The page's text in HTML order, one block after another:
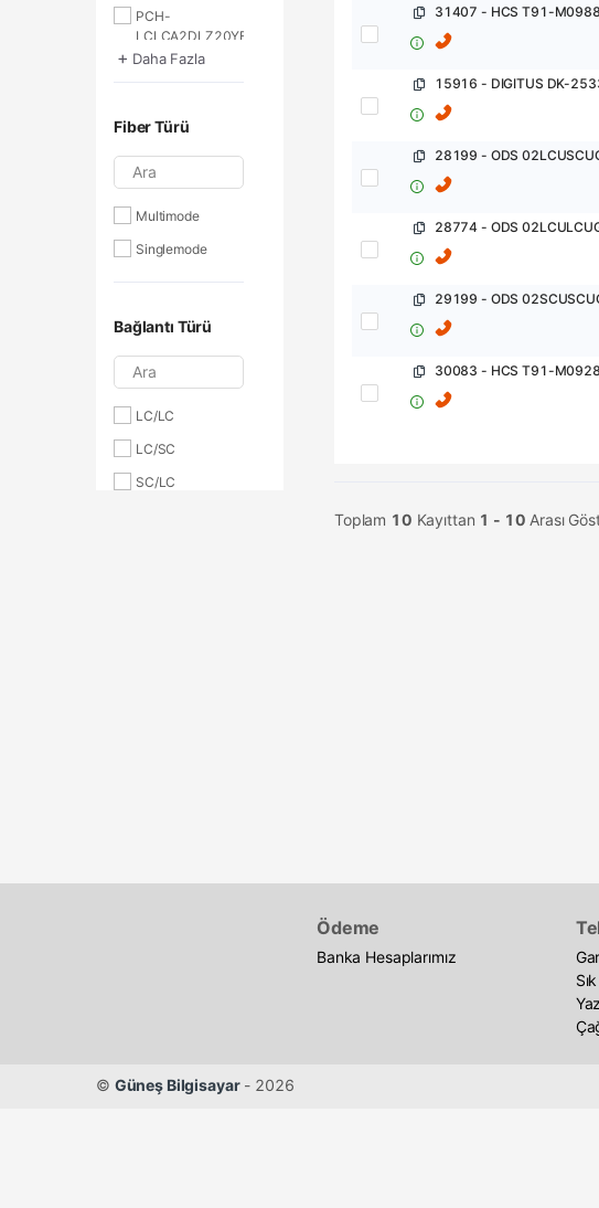
PCH-
LCLCA2DLZ20YE-
01
01
T91-M0928-10
T91-M0988-30
+ Daha Fazla
Fiber Türü
Ara
Multimode
Singlemode
Bağlantı Türü
Ara
LC/LC
LC/SC
SC/LC
3 Metre
31407 - HCS T91-
30083 - HCS T91-
Toplam 10 Kayıttan 1 - 10 Arası
Ödeme
Banka Hesaplarımız
© Güneş Bilgisayar- 2026